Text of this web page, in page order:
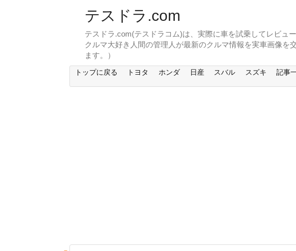
テスドラ.com
テスドラ.com(テスドラコム)は、実際に車を試乗してレビュ
クルマ大好き人間の管理人が最新のクルマ情報を実車画像
ます。）
トップに戻る トヨタ ホンダ 日産 スバル スズキ 記事